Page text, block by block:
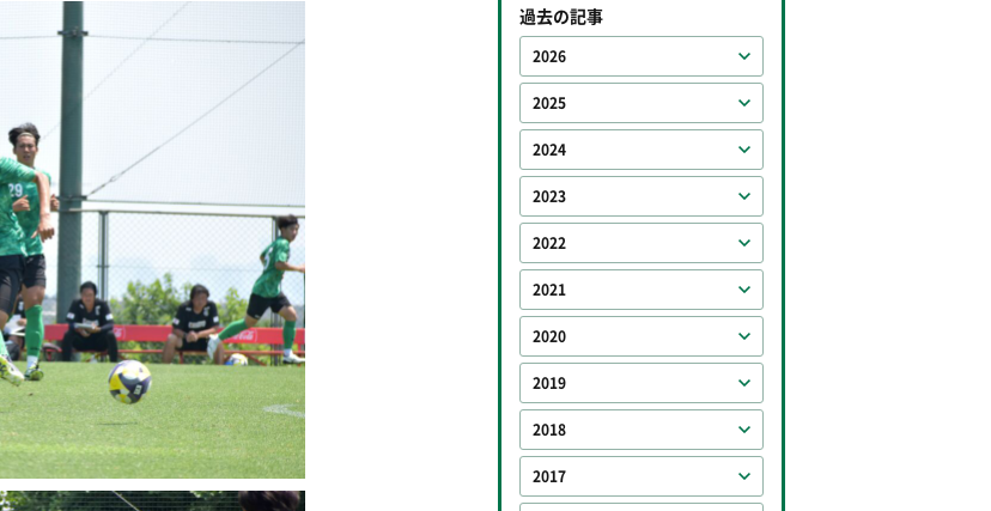
過去の記事
2026
2025
2024
2023
2022
2021
2020
2019
2018
2017